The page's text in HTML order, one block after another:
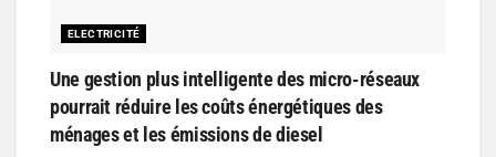
ELECTRICITÉ
Une gestion plus intelligente des micro-réseaux
pourrait réduire les coûts énergétiques des
ménages et les émissions de diesel